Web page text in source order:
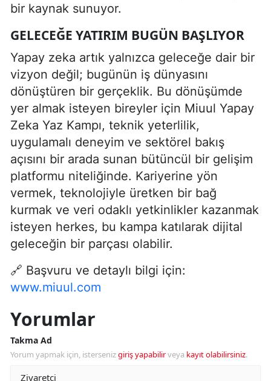
bir kaynak sunuyor.
GELECEĞE YATIRIM BUGÜN BAŞLIYOR
Yapay zeka artık yalnızca geleceğe dair bir
vizyon değil; bugünün iş dünyasını
dönüştüren bir gerçeklik. Bu dönüşümde
yer almak isteyen bireyler için Miuul Yapay
Zeka Yaz Kampı, teknik yeterlilik,
uygulamalı deneyim ve sektörel bakış
açısını bir arada sunan bütüncül bir gelişim
platformu niteliğinde. Kariyerine yön
vermek, teknolojiyle üretken bir bağ
kurmak ve veri odaklı yetkinlikler kazanmak
isteyen herkes, bu kampa katılarak dijital
geleceğin bir parçası olabilir.
🔗 Başvuru ve detaylı bilgi için:
www.miuul.com
Yorumlar
Takma Ad
Yorum yapmak için, istersenizgiriş yapabilirveya kayıt olabilirsiniz.